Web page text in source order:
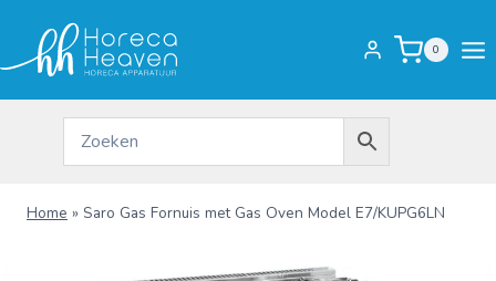
inhoud
0
Home » Saro Gas Fornuis met Gas Oven Model E7/KUPG6LN